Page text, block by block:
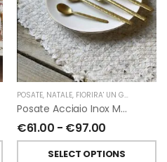
TESSITURA TOSCANA TELERIE
POSATE, NATALE, FIORIRA' UN GIARDINO
Posate Acciaio Inox Manico Battuto Oro Di Fiorirà Un Giardino
€61.00 - €97.00
SELECT OPTIONS